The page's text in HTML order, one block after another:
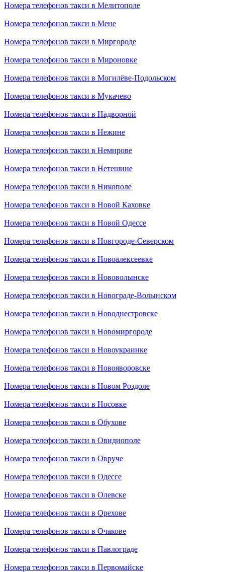
Номера телефонов такси в Мелитополе
Номера телефонов такси в Мене
Номера телефонов такси в Миргороде
Номера телефонов такси в Мироновке
Номера телефонов такси в Могилёве-Подольском
Номера телефонов такси в Мукачево
Номера телефонов такси в Надворной
Номера телефонов такси в Нежине
Номера телефонов такси в Немирове
Номера телефонов такси в Нетешине
Номера телефонов такси в Никополе
Номера телефонов такси в Новой Каховке
Номера телефонов такси в Новой Одессе
Номера телефонов такси в Новгороде-Северском
Номера телефонов такси в Новоалексеевке
Номера телефонов такси в Нововолынске
Номера телефонов такси в Новограде-Волынском
Номера телефонов такси в Новоднестровске
Номера телефонов такси в Новомиргороде
Номера телефонов такси в Новоукраинке
Номера телефонов такси в Новояворовске
Номера телефонов такси в Новом Роздоле
Номера телефонов такси в Носовке
Номера телефонов такси в Обухове
Номера телефонов такси в Овидиополе
Номера телефонов такси в Овруче
Номера телефонов такси в Одессе
Номера телефонов такси в Олевске
Номера телефонов такси в Орехове
Номера телефонов такси в Очакове
Номера телефонов такси в Павлограде
Номера телефонов такси в Первомайске